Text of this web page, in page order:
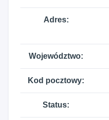
Adres:
Województwo:
Kod pocztowy:
Status: